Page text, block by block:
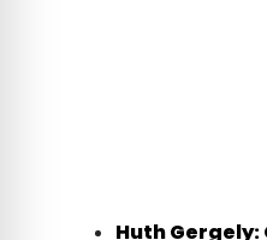
Huth Gergely: